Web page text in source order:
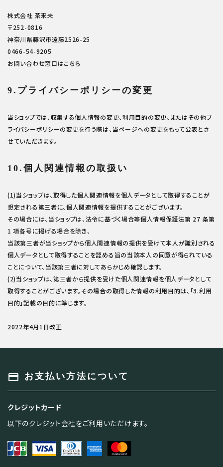
株式会社 茶来未
〒252-0816
神奈川県藤沢市遠藤2526-25
0466-54-9205
お問い合わせ窓口はこちら
9.プライバシーポリシーの変更
当ショップでは、収集する個人情報の変更、利用目的の変更、またはその他プ
ライバシーポリシーの変更を行う際は、当ページへの変更をもって公表とさ
せていただきます。
10.個人関連情報の取扱い
(1)当ショップは、取得した個人関連情報を個人データとして取得することが
想定される第三者に、個人関連情報を提供することがございます。
その場合には、当ショップは、法令に基づく場合等個人情報保護法第 27 条第
1 項各号に掲げる場合を除き、
当該第三者が当ショップから個人関連情報の提供を受けて本人が識別される
個人データとして取得することを認める旨の当該本人の同意が得られている
ことについて、当該第三者に対してあらかじめ確認します。
(2)当ショップは、第三者から提供を受けた個人関連情報を個人データとして
取得することがございます。その場合の取得した情報の利用目的は、「3.利用
目的」記載の目的に準じます。
2022年4月1日改正
payment お支払い方法について
クレジットカード
以下のクレジット会社をご利用いただけます。